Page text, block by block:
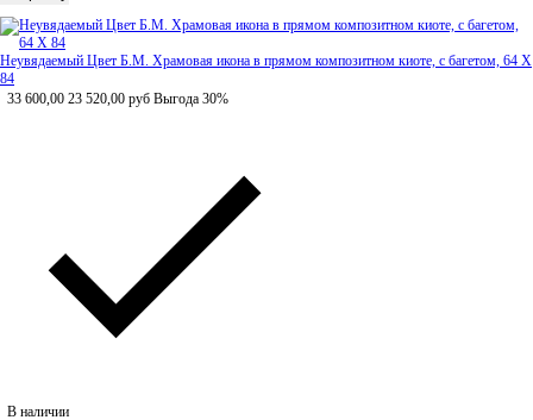
Неувядаемый Цвет Б.М. Храмовая икона в прямом композитном киоте, с багетом, 64 Х
84
33 600,00 23 520,00 руб Выгода 30%
В наличии